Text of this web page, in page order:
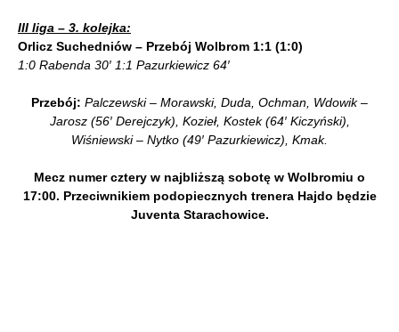
III liga – 3. kolejka:
Orlicz Suchedniów – Przebój Wolbrom 1:1 (1:0)
1:0 Rabenda 30′ 1:1 Pazurkiewicz 64′
Przebój: Palczewski – Morawski, Duda, Ochman, Wdowik –
Jarosz (56′ Derejczyk), Kozieł, Kostek (64′ Kiczyński),
Wiśniewski – Nytko (49′ Pazurkiewicz), Kmak.
Mecz numer cztery w najbliższą sobotę w Wolbromiu o
17:00. Przeciwnikiem podopiecznych trenera Hajdo będzie
Juventa Starachowice.